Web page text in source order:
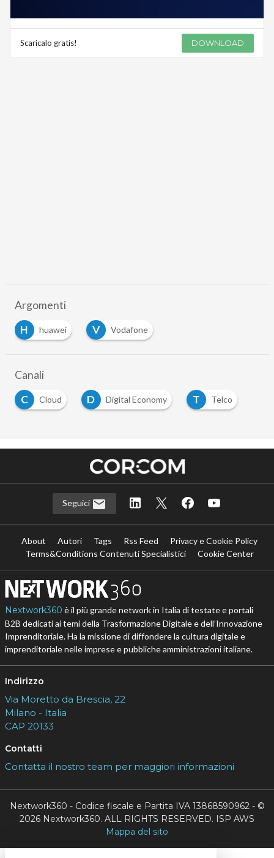
Scaricalo gratis! DOWNLOAD
Argomenti
H
huawei V Vodafone
Canali
C
Cloud D Digital Economy T Telco
Seguici
About Autori Tags Rss Feed
Privacy e Cookie Policy
Terms&Conditions Contenuti Specialistici
Cookie Center
Nextwork360 è il più grande network in Italia di testate e portali
B2B dedicati ai temi della Trasformazione Digitale e dell’Innovazione
Imprenditoriale. Ha la missione di diffondere la cultura digitale e
imprenditoriale nelle imprese e pubbliche amministrazioni italiane.
Indirizzo
Via Moretto da Brescia, 22
Milano - Italia
CAP 20133
Contatti
Contatta il nostro team per maggiori informazioni
Nextwork360 - Codice fiscale e Partita IVA 13868590962 - ©
2026 Nextwork360. ALL RIGHTS RESERVED. ISP AWS
Mappa del sito